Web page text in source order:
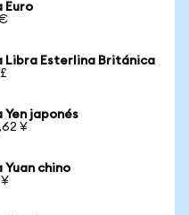
Euro
Libra Esterlina Británica
japonés
¥
chino